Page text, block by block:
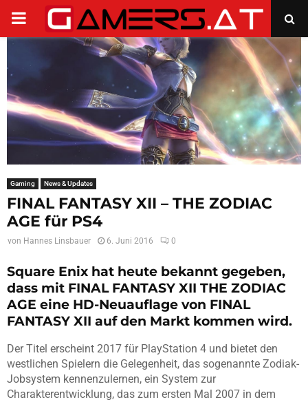
PRIMARY
Gaming News & Updates
FINAL FANTASY XII – THE ZODIAC
AGE für PS4
von Hannes Linsbauer 6. Juni 2016 0
Square Enix hat heute bekannt gegeben,
dass mit FINAL FANTASY XII THE ZODIAC
AGE eine HD-Neuauflage von FINAL
FANTASY XII auf den Markt kommen wird.
Der Titel erscheint 2017 für PlayStation 4 und bietet den
westlichen Spielern die Gelegenheit, das sogenannte Zodiak-
Jobsystem kennenzulernen, ein System zur
Charakterentwicklung, das zum ersten Mal 2007 in dem